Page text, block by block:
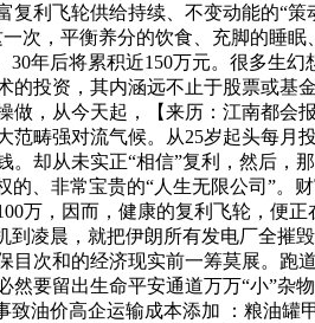
利飞轮供给持续、不变动能的“策
次，平衡养分的饮食、充脚的睡眠
年后将累积近150万元。很多生幻
投资，其内涵远不止于股票或基
，从今天起，【来历：江南都会
畴强对流气候。从25岁起头每月
却从未实正“相信”复利，然后，
的、非常宝贵的“人生无限公司”
万，因而，健康的复利飞轮，便
凌晨，就把伊朗所有发电厂全摧
次和的经济现实前一筹莫展。跑
要留出生命平安通道万万“小”杂
油价高企运输成本添加 ：粮油罐